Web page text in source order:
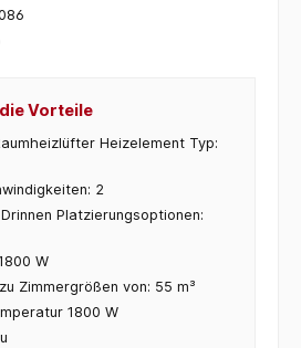
Vorteile
Heizelement Typ:
2
Platzierungsoptionen:
W
Zimmergrößen von: 55 m³
1800 W